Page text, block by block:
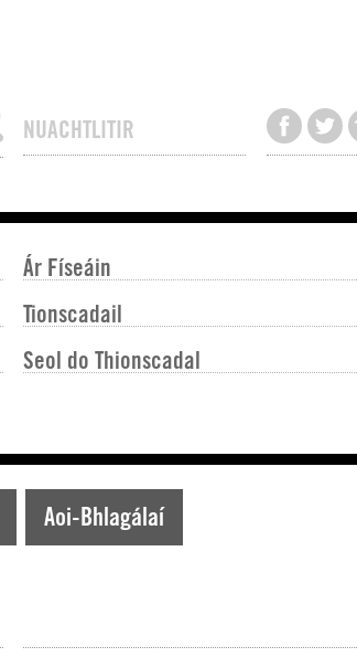
NUACHTLITIR
Ár Físeáin
Tionscadail
Seol do Thionscadal
Aoi-Bhlagálaí